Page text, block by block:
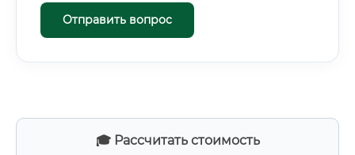
🎓 Рассчитать стоимость
Отправить вопрос